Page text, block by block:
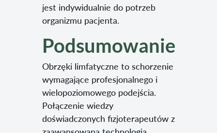
jest indywidualnie do potrzeb
organizmu pacjenta.
Podsumowanie
Obrzęki limfatyczne to schorzenie
wymagające profesjonalnego i
wielopoziomowego podejścia.
Połączenie wiedzy
doświadczonych fizjoterapeutów z